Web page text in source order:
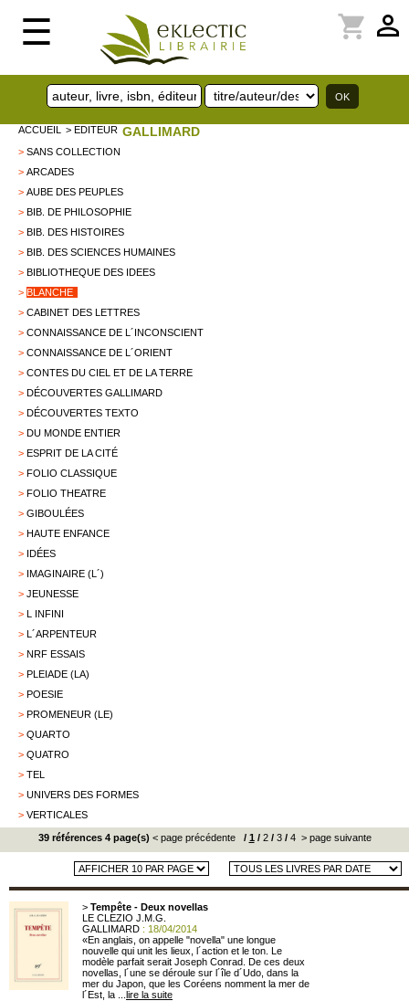
☰ perm_identity
shopping_cart
ACCUEIL > EDITEUR GALLIMARD
> SANS COLLECTION
> ARCADES
> AUBE DES PEUPLES
> BIB. DE PHILOSOPHIE
> BIB. DES HISTOIRES
> BIB. DES SCIENCES HUMAINES
> BIBLIOTHEQUE DES IDEES
> BLANCHE
> CABINET DES LETTRES
> CONNAISSANCE DE L´INCONSCIENT
> CONNAISSANCE DE L´ORIENT
> CONTES DU CIEL ET DE LA TERRE
> DÉCOUVERTES GALLIMARD
> DÉCOUVERTES TEXTO
> DU MONDE ENTIER
> ESPRIT DE LA CITÉ
> FOLIO CLASSIQUE
> FOLIO THEATRE
> GIBOULÉES
> HAUTE ENFANCE
> IDÉES
> IMAGINAIRE (L´)
> JEUNESSE
> L INFINI
> L´ARPENTEUR
> NRF ESSAIS
> PLEIADE (LA)
> POESIE
> PROMENEUR (LE)
> QUARTO
> QUATRO
> TEL
> UNIVERS DES FORMES
> VERTICALES
39 références 4 page(s) < page précédente/ 1 /2/3/4 > page suivante
> Tempête - Deux novellas
LE CLEZIO J.M.G.
GALLIMARD : 18/04/2014
«En anglais, on appelle "novella" une longue
nouvelle qui unit les lieux, l´action et le ton. Le
modèle parfait serait Joseph Conrad. De ces deux
novellas, l´une se déroule sur l´île d´Udo, dans la
mer du Japon, que les Coréens nomment la mer de
l´Est, la ... lire la suite